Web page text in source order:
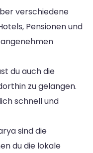
verschiedene
Pensionen und
du auch die
zu gelangen.
schnell und
sind die
du die lokale